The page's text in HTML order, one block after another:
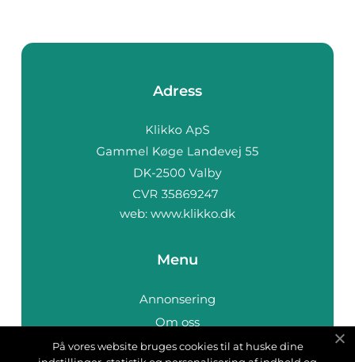
Adress
web: www.klikko.dk
Menu
Annonsering
Om oss
Cookies
På vores website bruges cookies til at huske dine